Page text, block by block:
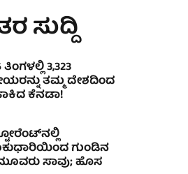
ಸುದ್ದಿ
3,323
ತಮ್ಮ ದೇಶದಿಂದ
ಕೆನಡಾ!
ಗುಂಡಿನ
ಸಾವು; ಹೊಸ